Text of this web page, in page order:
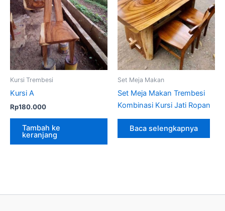
Kursi Trembesi
Kursi A
Rp180.000
Tambah ke
keranjang
Set Meja Makan
Set Meja Makan Trembesi
Kombinasi Kursi Jati Ropan
Baca selengkapnya